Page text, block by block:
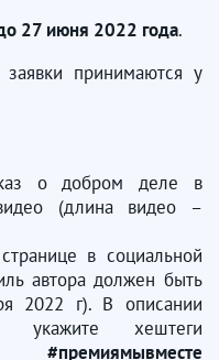
27 июня 2022 года.
заявки принимаются у
о добром деле в
(длина видео –
в социальной
автора должен быть
2022 г). В описании
укажите хештеги
#премиямывместе